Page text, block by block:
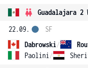
Guadalajara 2
22.09.
Dabrowski/
Paolini /
SF